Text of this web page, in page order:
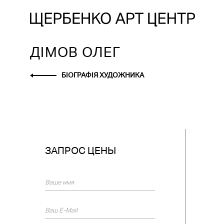
ДІМОВ ОЛЕГ
БІОГРАФІЯ ХУДОЖНИКА
ЗАПРОС ЦЕНЫ